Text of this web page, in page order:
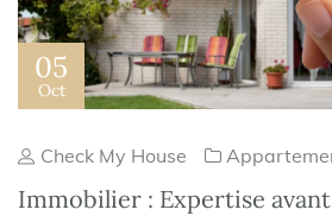
05
Oct
Check My House
Immobilier : Expertise